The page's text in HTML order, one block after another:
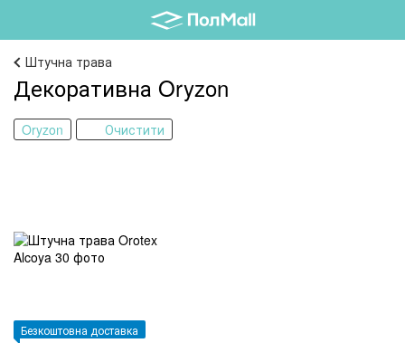
Штучна трава
Декоративна Oryzon
Oryzon Очистити
Безкоштовна доставка